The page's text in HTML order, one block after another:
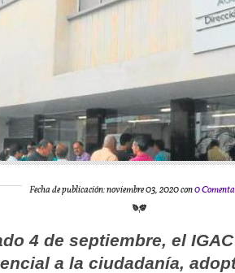
Fecha de publicación: noviembre 03, 2020 con0
4 de septiembre, el
a la ciudadanía,